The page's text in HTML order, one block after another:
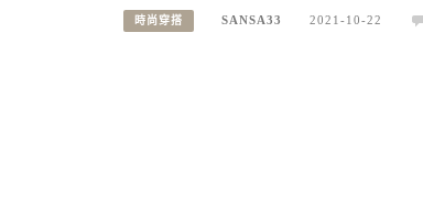
時尚穿搭 SANSA33 2021-10-22